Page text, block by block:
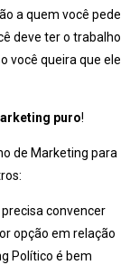
a quem você pede
deve ter o trabalho
você queira que ele
puro!
de Marketing para
convencer
opção em relação
Político é bem